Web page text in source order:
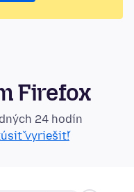
Firefox
24 hodín
vyriešiť!